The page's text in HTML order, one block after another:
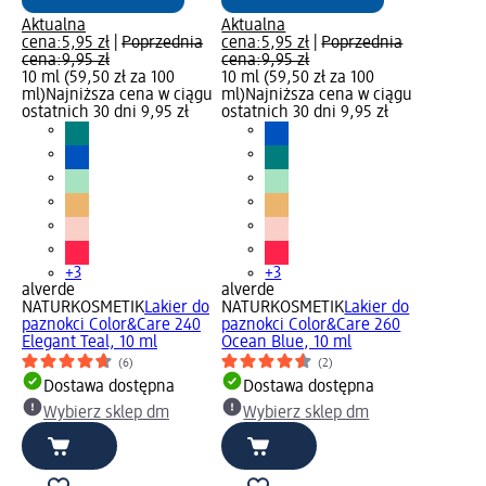
Aktualna
cena:5,95 zł
Poprzednia
cena:9,95 zł
10 ml (59,50 zł za 100
ml)Najniższa cena w ciągu
ostatnich 30 dni 9,95 zł
+3
alverde
NATURKOSMETIKLakier do
paznokci Color&Care 240
Elegant Teal, 10 ml
(6)
Dostawa dostępna
Wybierz sklep dm
Aktualna
cena:5,95 zł |Poprzednia
cena:9,95 zł
10 ml (59,50 zł za 100
ml)Najniższa cena w ciągu
ostatnich 30 dni 9,95 zł
+3
alverde
NATURKOSMETIKLakier do
paznokci Color&Care 260
Ocean Blue, 10 ml
(2)
Dostawa dostępna
Wybierz sklep dm